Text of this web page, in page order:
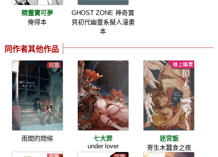
精靈寶可夢
俺得本
GHOST ZONE 神奇寶
貝初代幽靈系擬人漫畫
本
同作者其他作品
雨間的問候
七大罪
under lover
迷宮飯
寄生木蠶食之夜